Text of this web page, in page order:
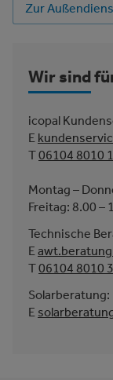
Zur
Wir sind
icopal
E
T06104 8010
Montag –
Freitag: 8.00 –
Technische
E
T06104 8010
Solarberatung:
E